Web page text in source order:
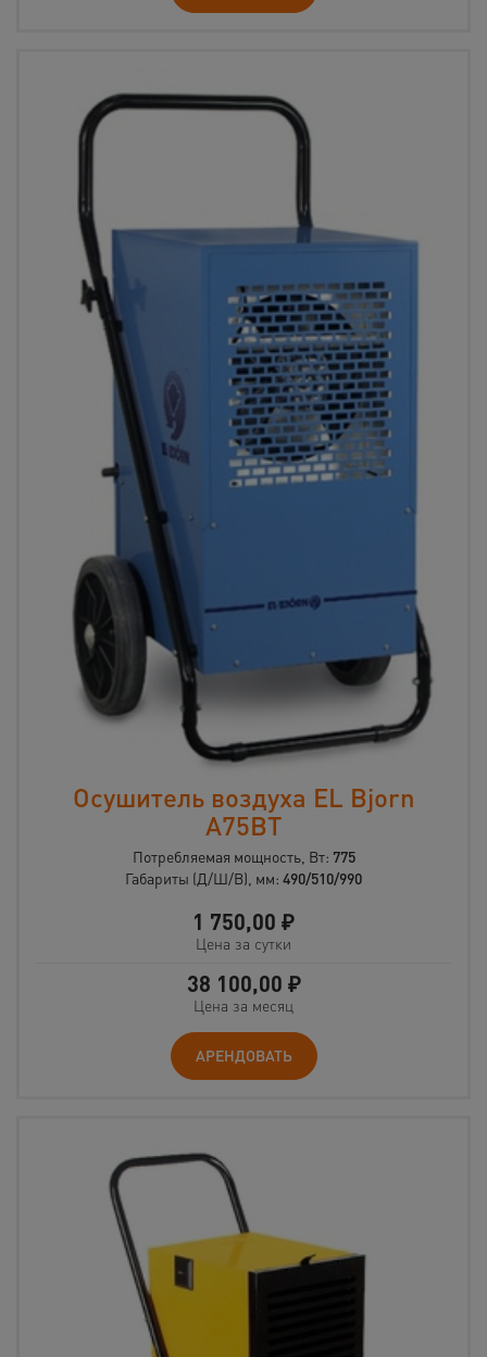
Осушитель воздуха EL Bjorn
A75BT
Потребляемая мощность, Вт: 775
Габариты (Д/Ш/В), мм: 490/510/990
1 750,00 ₽
Цена за сутки
38 100,00 ₽
Цена за месяц
АРЕНДОВАТЬ